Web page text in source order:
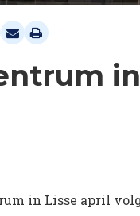
in Lisse april